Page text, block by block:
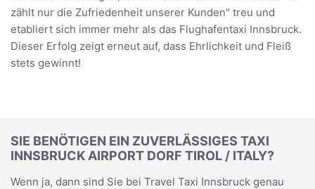
zählt nur die Zufriedenheit unserer Kunden" treu und
etabliert sich immer mehr als das Flughafentaxi Innsbruck.
Dieser Erfolg zeigt erneut auf, dass Ehrlichkeit und Fleiß
stets gewinnt!
SIE BENÖTIGEN EIN ZUVERLÄSSIGES TAXI
INNSBRUCK AIRPORT DORF TIROL / ITALY?
Wenn ja, dann sind Sie bei Travel Taxi Innsbruck genau